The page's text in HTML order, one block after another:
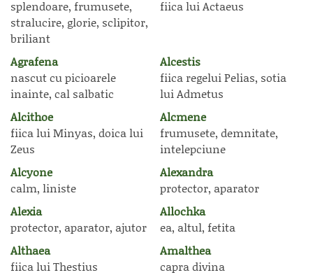
splendoare, frumusete,
stralucire, glorie, sclipitor,
briliant
fiica lui Actaeus
Agrafena
nascut cu picioarele
inainte, cal salbatic
Alcestis
fiica regelui Pelias, sotia
lui Admetus
Alcithoe
fiica lui Minyas, doica lui
Zeus
Alcmene
frumusete, demnitate,
intelepciune
Alcyone
calm, liniste
Alexandra
protector, aparator
Alexia
protector, aparator, ajutor
Allochka
ea, altul, fetita
Althaea
fiica lui Thestius
Amalthea
capra divina